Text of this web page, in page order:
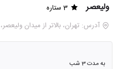
ولیعصر
3 ستاره
آدرس: تهران، بالاتر از میدان
به مدت 3 شب